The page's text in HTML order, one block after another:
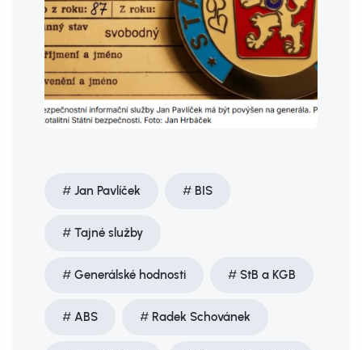
Jan Pavlíček BIS
Tajné služby
Generálské hodnosti StB a KGB
ABS Radek Schovánek